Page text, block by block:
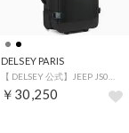
DELSEY PARIS
￥30,250